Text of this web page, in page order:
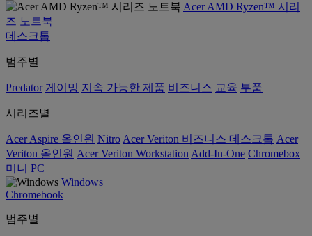
Acer AMD Ryzen™ 시리
즈 노트북
데스크톱
범주별
Predator 게이밍 지속 가능한 제품 비즈니스 교육 부품
시리즈별
Acer Aspire 올인원 Nitro Acer Veriton 비즈니스 데스크톱 Acer
Veriton 올인원 Acer Veriton Workstation Add-In-One Chromebox
미니 PC
Windows
Chromebook
범주별